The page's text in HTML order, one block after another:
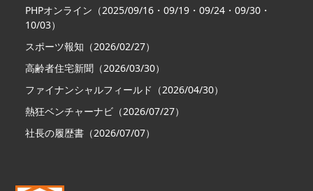
PHPオンライン（2025/09/16・09/19・09/24・09/30・
10/03）
スポーツ報知（2026/02/27）
高齢者住宅新聞（2026/03/30）
ファイナンシャルフィールド（2026/04/30）
熱狂ベンチャーナビ（2026/07/27）
社長の履歴書（2026/07/07）